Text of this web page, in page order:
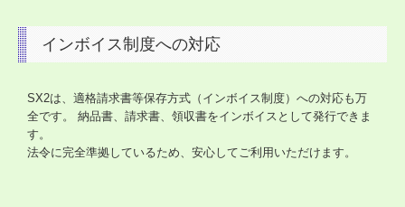
社会福祉法人会計Q&A
経営改善オンデマンド講座
個人情報保護方針
インボイス制度への対応
SX2は、適格請求書等保存方式（インボイス制度）への対応も万
全です。 納品書、請求書、領収書をインボイスとして発行できま
す。
法令に完全準拠しているため、安心してご利用いただけます。